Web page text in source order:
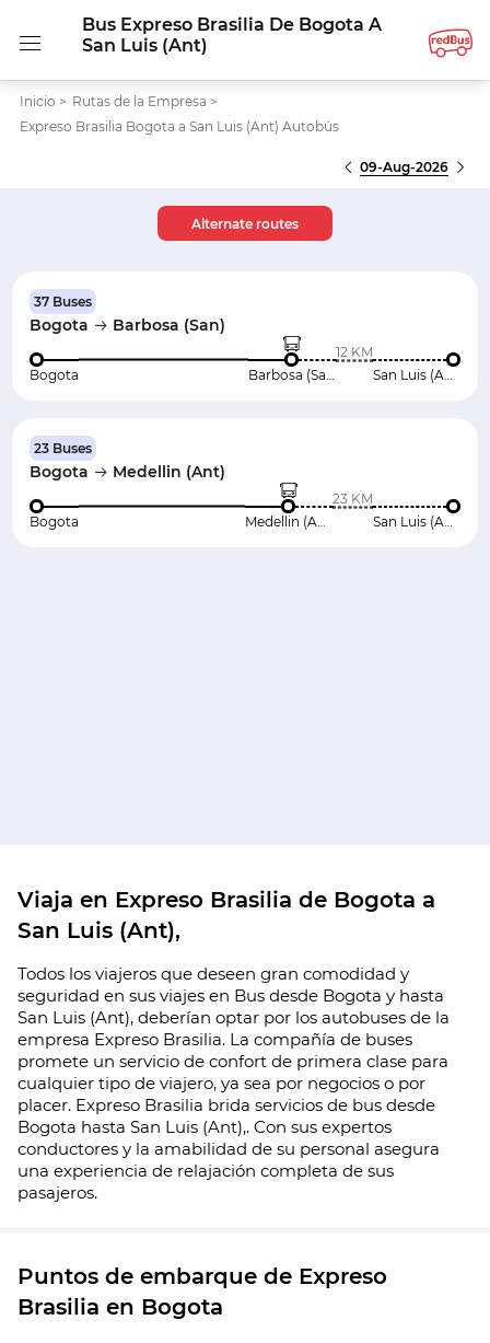
Bus Expreso Brasilia De Bogota A
San Luis (Ant)
Inicio > Rutas de la Empresa >
Expreso Brasilia Bogota a San Luis (Ant) Autobús
09-Aug-2026
Alternate routes
37 Buses
Bogota Barbosa (San)
Bogota Barbosa (San)
12 KM
San Luis (Ant)
23 Buses
Bogota Medellin (Ant)
Bogota Medellin (Ant)
23 KM
San Luis (Ant)
Viaja en Expreso Brasilia de Bogota a
San Luis (Ant),
Todos los viajeros que deseen gran comodidad y
seguridad en sus viajes en Bus desde Bogota y hasta
San Luis (Ant), deberían optar por los autobuses de la
empresa Expreso Brasilia. La compañía de buses
promete un servicio de confort de primera clase para
cualquier tipo de viajero, ya sea por negocios o por
placer. Expreso Brasilia brida servicios de bus desde
Bogota hasta San Luis (Ant),. Con sus expertos
conductores y la amabilidad de su personal asegura
una experiencia de relajación completa de sus
pasajeros.
Puntos de embarque de Expreso
Brasilia en Bogota